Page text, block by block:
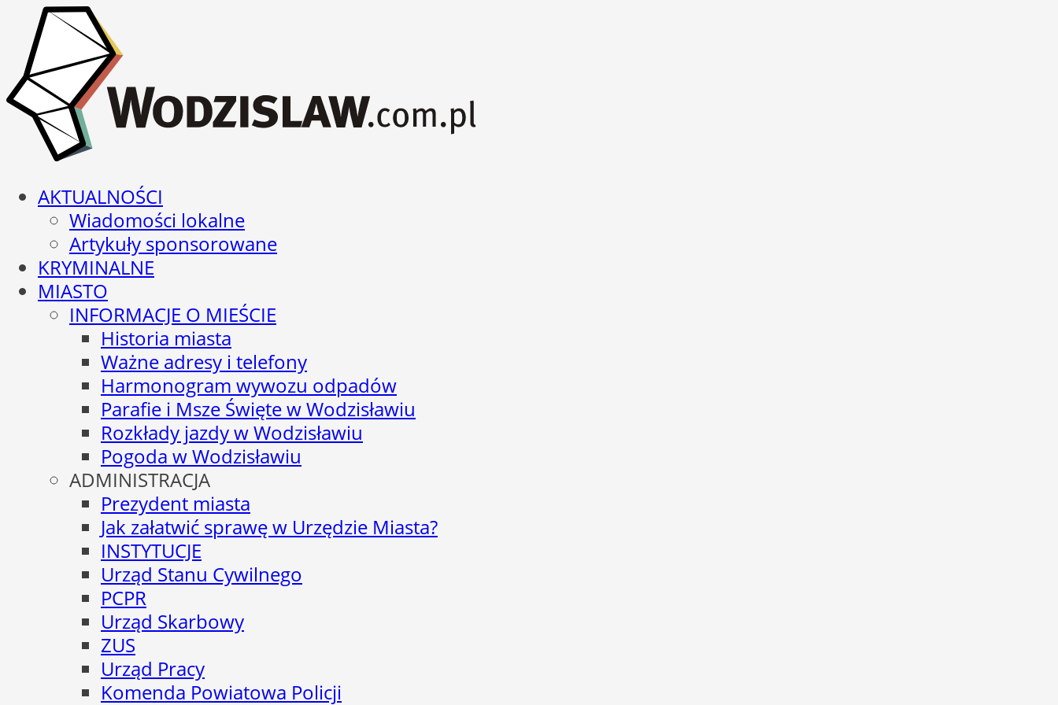
AKTUALNOŚCI
Wiadomości lokalne
Artykuły sponsorowane
KRYMINALNE
MIASTO
INFORMACJE O MIEŚCIE
Historia miasta
Ważne adresy i telefony
Harmonogram wywozu odpadów
Parafie i Msze Święte w Wodzisławiu
Rozkłady jazdy w Wodzisławiu
Pogoda w Wodzisławiu
ADMINISTRACJA
Prezydent miasta
Jak załatwić sprawę w Urzędzie Miasta?
INSTYTUCJE
Urząd Stanu Cywilnego
PCPR
Urząd Skarbowy
ZUS
Urząd Pracy
Komenda Powiatowa Policji